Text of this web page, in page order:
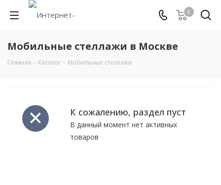
0
Мобильные стеллажи в Москве
Главная - Каталог - Мобильные стеллажи
К сожалению, раздел пуст
В данный момент нет активных
товаров